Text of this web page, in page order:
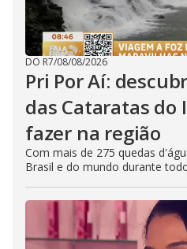
DO R7/08/08/2026
Pri Por Aí:
das Cataratas do
fazer na região
Com mais de 275 quedas
Brasil e do mundo durante